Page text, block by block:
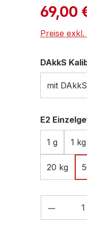
69,00
Preise
DAkkS
mit DAkkS
E2
1 g 1 kg
20 kg